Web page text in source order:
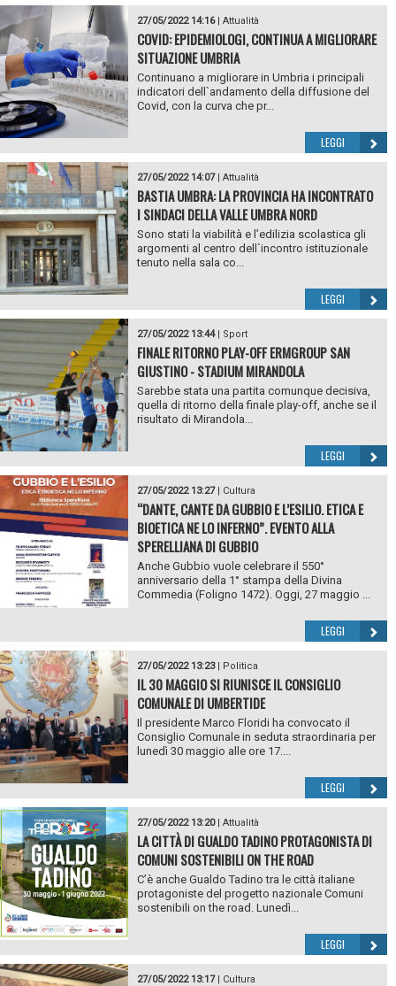
27/05/2022 14:16| Attualità
COVID: EPIDEMIOLOGI, CONTINUA A MIGLIORARE
SITUAZIONE UMBRIA
Continuano a migliorare in Umbria i principali
indicatori dell`andamento della diffusione del
Covid, con la curva che pr...
LEGGI
27/05/2022 14:07| Attualità
BASTIA UMBRA: LA PROVINCIA HA INCONTRATO
I SINDACI DELLA VALLE UMBRA NORD
Sono stati la viabilità e l’edilizia scolastica gli
argomenti al centro dell`incontro istituzionale
tenuto nella sala co...
LEGGI
27/05/2022 13:44| Sport
FINALE RITORNO PLAY-OFF ERMGROUP SAN
GIUSTINO - STADIUM MIRANDOLA
Sarebbe stata una partita comunque decisiva,
quella di ritorno della finale play-off, anche se il
risultato di Mirandola...
LEGGI
27/05/2022 13:27| Cultura
“DANTE, CANTE DA GUBBIO E L’ESILIO. ETICA E
BIOETICA NE LO INFERNO”. EVENTO ALLA
SPERELLIANA DI GUBBIO
Anche Gubbio vuole celebrare il 550°
anniversario della 1° stampa della Divina
Commedia (Foligno 1472). Oggi, 27 maggio ...
LEGGI
27/05/2022 13:23| Politica
IL 30 MAGGIO SI RIUNISCE IL CONSIGLIO
COMUNALE DI UMBERTIDE
Il presidente Marco Floridi ha convocato il
Consiglio Comunale in seduta straordinaria per
lunedì 30 maggio alle ore 17....
LEGGI
27/05/2022 13:20| Attualità
LA CITTÀ DI GUALDO TADINO PROTAGONISTA DI
COMUNI SOSTENIBILI ON THE ROAD
C’è anche Gualdo Tadino tra le città italiane
protagoniste del progetto nazionale Comuni
sostenibili on the road. Lunedì...
LEGGI
27/05/2022 13:17| Cultura